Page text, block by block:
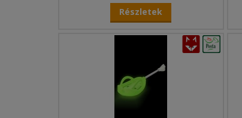
Részletek